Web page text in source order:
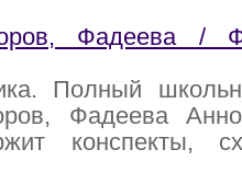
Фадеева /
Полный
Фадеева
конспекты,